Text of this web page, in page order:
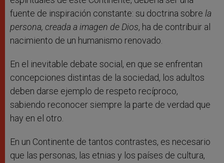
fuente de inspiración constante: su doctrina sobre la
persona, creada a imagen de Dios, ha de contribuir al
nacimiento de un humanismo renovado.
En el inevitable debate social, en que se enfrentan
concepciones distintas de la sociedad, los adultos
deben darse ejemplo de respeto recíproco,
sabiendo reconocer siempre la parte de verdad que
hay en el otro.
En un Continente de tantos contrastes, es necesario
que las personas, las etnias y los países de cultura,